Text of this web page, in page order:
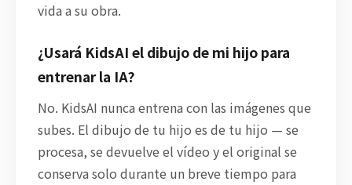
vida a su obra.
¿Usará KidsAI el dibujo de mi hijo para
entrenar la IA?
No. KidsAI nunca entrena con las imágenes que
subes. El dibujo de tu hijo es de tu hijo — se
procesa, se devuelve el vídeo y el original se
conserva solo durante un breve tiempo para